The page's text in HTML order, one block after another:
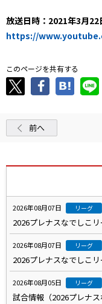
放送日時：2021年3月22
https://
このページを共有する
前へ
2026年08月07日 リーグ
2026プレナスなでしこ
2026年08月07日 リーグ
2026プレナスなでしこ
2026年08月05日 リーグ
試合情報（2026プレナス